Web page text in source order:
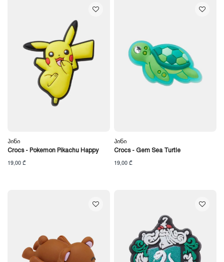
Პინი
Crocs - Pokemon Pikachu Happy
19,00 ₾
Პინი
Crocs - Gem Sea Turtle
19,00 ₾